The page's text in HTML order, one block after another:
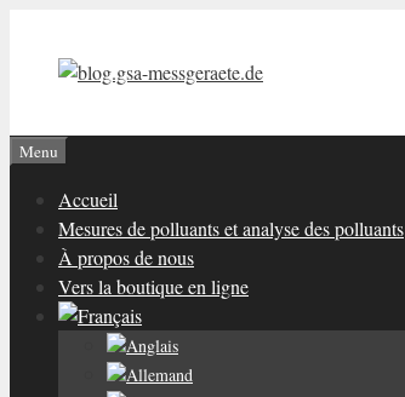
contenu
Menu
Accueil
Mesures de polluants et analyse des polluants
À propos de nous
Vers la boutique en ligne